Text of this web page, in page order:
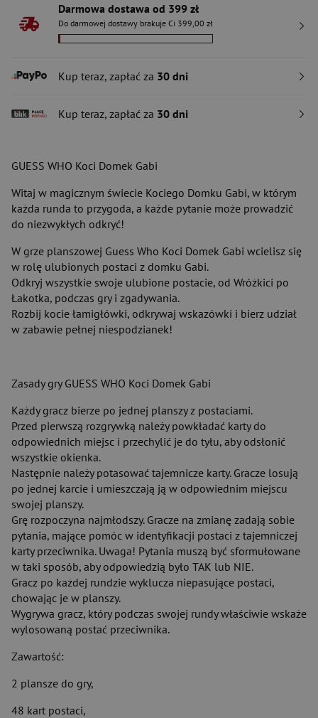
Darmowa dostawa od 399 zł
Do darmowej dostawy brakuje Ci 399,00 zł
Kup teraz, zapłać za 30 dni
Kup teraz, zapłać za 30 dni
GUESS WHO Koci Domek Gabi
Witaj w magicznym świecie Kociego Domku Gabi, w którym
każda runda to przygoda, a każde pytanie może prowadzić
do niezwykłych odkryć!
W grze planszowej Guess Who Koci Domek Gabi wcielisz się
w rolę ulubionych postaci z domku Gabi.
Odkryj wszystkie swoje ulubione postacie, od Wróżkici po
Łakotka, podczas gry i zgadywania.
Rozbij kocie łamigłówki, odkrywaj wskazówki i bierz udział
w zabawie pełnej niespodzianek!
Zasady gry GUESS WHO Koci Domek Gabi
Każdy gracz bierze po jednej planszy z postaciami.
Przed pierwszą rozgrywką należy powkładać karty do
odpowiednich miejsc i przechylić je do tyłu, aby odsłonić
wszystkie okienka.
Następnie należy potasować tajemnicze karty. Gracze losują
po jednej karcie i umieszczają ją w odpowiednim miejscu
swojej planszy.
Grę rozpoczyna najmłodszy. Gracze na zmianę zadają sobie
pytania, mające pomóc w identyfikacji postaci z tajemniczej
karty przeciwnika. Uwaga! Pytania muszą być sformułowane
w taki sposób, aby odpowiedzią było TAK lub NIE.
Gracz po każdej rundzie wyklucza niepasujące postaci,
chowając je w planszy.
Wygrywa gracz, który podczas swojej rundy właściwie wskaże
wylosowaną postać przeciwnika.
Zawartość:
2 plansze do gry,
48 kart postaci,